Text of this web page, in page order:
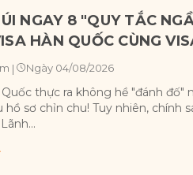
NGAY 8 "QUY TẮC
HÀN QUỐC CÙNG
| Ngày 04/08/2026
Quốc thực ra không hề "đánh đố"
hồ sơ chỉn chu! Tuy nhiên, chính